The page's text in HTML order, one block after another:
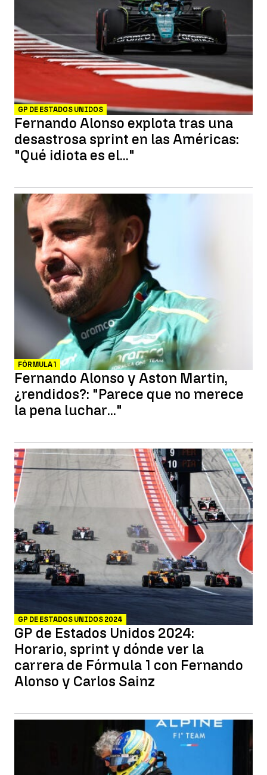
GP DE ESTADOS UNIDOS
Fernando Alonso explota tras una
desastrosa sprint en las Américas:
"Qué idiota es el..."
FÓRMULA 1
Fernando Alonso y Aston Martin,
¿rendidos?: "Parece que no merece
la pena luchar..."
GP DE ESTADOS UNIDOS 2024
GP de Estados Unidos 2024:
Horario, sprint y dónde ver la
carrera de Fórmula 1 con Fernando
Alonso y Carlos Sainz